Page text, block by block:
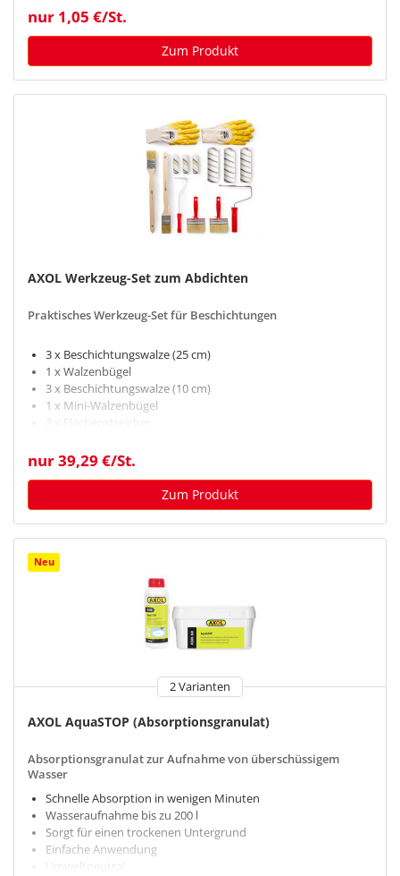
nur 1,05 €/St.
Zum Produkt
AXOL Werkzeug-Set zum Abdichten
Praktisches Werkzeug-Set für Beschichtungen
3 x Beschichtungswalze (25 cm)
1 x Walzenbügel
3 x Beschichtungswalze (10 cm)
1 x Mini-Walzenbügel
2 x Flächenstreicher
1 Paar Baumwollhandschuhe -Nitril - Größe 9
nur 39,29 €/St.
Zum Produkt
Neu
2 Varianten
AXOL AquaSTOP (Absorptionsgranulat)
Absorptionsgranulat zur Aufnahme von überschüssigem
Wasser
Schnelle Absorption in wenigen Minuten
Wasseraufnahme bis zu 200 l
Sorgt für einen trockenen Untergrund
Einfache Anwendung
Umweltneutral